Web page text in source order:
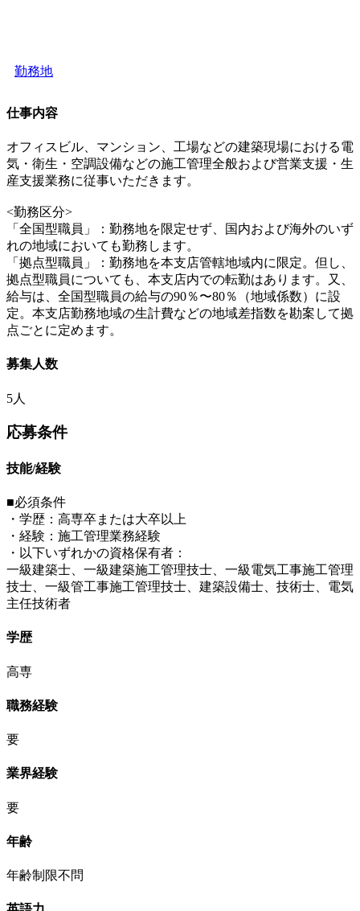
勤務地
仕事内容
オフィスビル、マンション、工場などの建築現場における電
気・衛生・空調設備などの施工管理全般および営業支援・生
産支援業務に従事いただきます。
<勤務区分>
「全国型職員」：勤務地を限定せず、国内および海外のいず
れの地域においても勤務します。
「拠点型職員」：勤務地を本支店管轄地域内に限定。但し、
拠点型職員についても、本支店内での転勤はあります。又、
給与は、全国型職員の給与の90％〜80％（地域係数）に設
定。本支店勤務地域の生計費などの地域差指数を勘案して拠
点ごとに定めます。
募集人数
5人
応募条件
技能/経験
■必須条件
・学歴：高専卒または大卒以上
・経験：施工管理業務経験
・以下いずれかの資格保有者：
一級建築士、一級建築施工管理技士、一級電気工事施工管理
技士、一級管工事施工管理技士、建築設備士、技術士、電気
主任技術者
学歴
高専
職務経験
要
業界経験
要
年齢
年齢制限不問